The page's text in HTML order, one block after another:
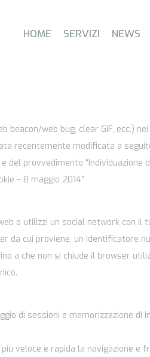
HOME SERVIZI NEWS
beacon/web bug, clear GIF, ecc.)
recentemente modificata a
provvedimento “Individuazione
– 8 maggio 2014”
o utilizzi un social network con il
da cui proviene, un identificatore
a che non si chiude il browser
di sessioni e memorizzazione di
veloce e rapida la navigazione e